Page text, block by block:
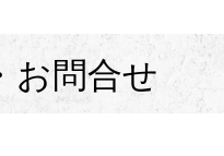
お問合せ